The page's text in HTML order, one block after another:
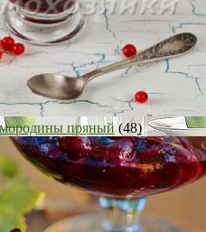
пряный (48)